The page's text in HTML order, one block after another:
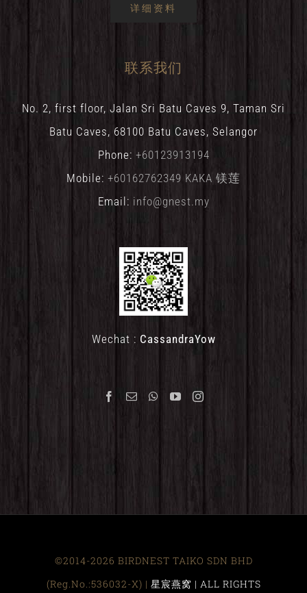
详细资料
联系我们
No. 2, first floor, Jalan Sri Batu Caves 9, Taman Sri
Batu Caves, 68100 Batu Caves, Selangor
Phone: +60123913194
Mobile: +60162762349 KAKA 镁莲
Email: info@gnest.my
Wechat : CassandraYow
©2014-2026 BIRDNEST TAIKO SDN BHD
(Reg.No.:536032-X) | 星宸燕窝 | ALL RIGHTS